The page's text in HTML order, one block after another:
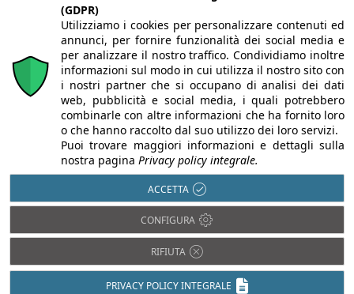
Chi siamo Autori Per la tua pubblicità
Iscriviti alla
newsletter
Infobuild è testata registrata presso il Tribunale di Milano al n° 63
dell’8/3/2013 - ISSN 2282-2267
© 2000-2026 Infoweb srl - P.IVA 13155920153 - Tutti i diritti
riservati |Privacy
(GDPR)
Utilizziamo i cookies per personalizzare contenuti ed
annunci, per fornire funzionalità dei social media e
per analizzare il nostro traffico. Condividiamo inoltre
informazioni sul modo in cui utilizza il nostro sito con
i nostri partner che si occupano di analisi dei dati
web, pubblicità e social media, i quali potrebbero
combinarle con altre informazioni che ha fornito loro
o che hanno raccolto dal suo utilizzo dei loro servizi.
Puoi trovare maggiori informazioni e dettagli sulla
nostra pagina Privacy policy integrale.
ACCETTA
CONFIGURA
RIFIUTA
PRIVACY POLICY INTEGRALE